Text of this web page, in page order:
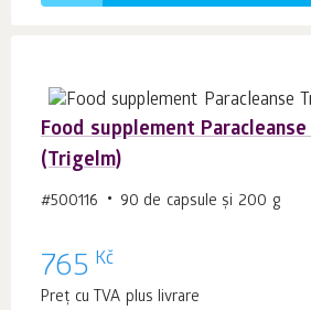
Food supplement
(Trigelm)
#500116 90 de capsule și 200 g
765 Kč
Preț cu TVA plus livrare